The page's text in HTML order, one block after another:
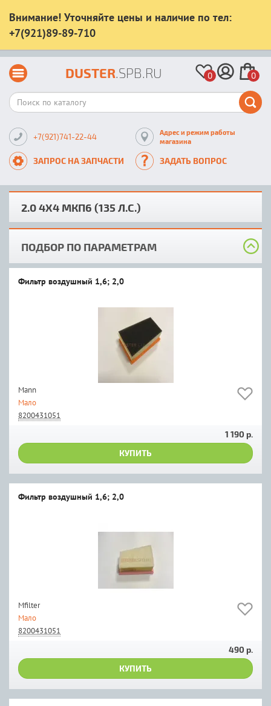
Внимание! Уточняйте цены и наличие по тел:
+7(921)89-89-710
DUSTER.SPB.RU 0 0
+7(921)741-22-44
Адрес и режим работы
магазина
ЗАПРОС НА ЗАПЧАСТИ ЗАДАТЬ ВОПРОС
2.0 4X4 MКП6 (135 Л.С.)
ПОДБОР ПО ПАРАМЕТРАМ
Фильтр воздушный 1,6; 2,0
Мann
Мало
8200431051
1 190 р.
КУПИТЬ
Фильтр воздушный 1,6; 2,0
Mfilter
Мало
8200431051
490 р.
КУПИТЬ